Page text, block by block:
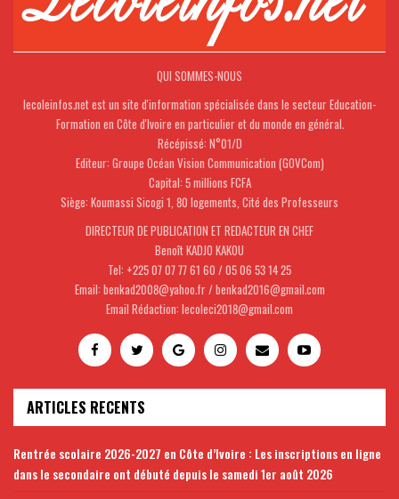
QUI SOMMES-NOUS
lecoleinfos.net est un site d'information spécialisée dans le secteur Education-
Formation en Côte d'Ivoire en particulier et du monde en général.
Récépissé: N°01/D
Editeur: Groupe Océan Vision Communication (GOVCom)
Capital: 5 millions FCFA
Siège: Koumassi Sicogi 1, 80 logements, Cité des Professeurs
DIRECTEUR DE PUBLICATION ET REDACTEUR EN CHEF
Benoît KADJO KAKOU
Tel: +225 07 07 77 61 60 / 05 06 53 14 25
Email: benkad2008@yahoo.fr / benkad2016@gmail.com
Email Rédaction: lecoleci2018@gmail.com
ARTICLES RECENTS
Rentrée scolaire 2026-2027 en Côte d’Ivoire : Les inscriptions en ligne
dans le secondaire ont débuté depuis le samedi 1er août 2026